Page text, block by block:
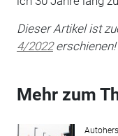
Dieser Artikel ist
4/2022erschienen!
Mehr zum